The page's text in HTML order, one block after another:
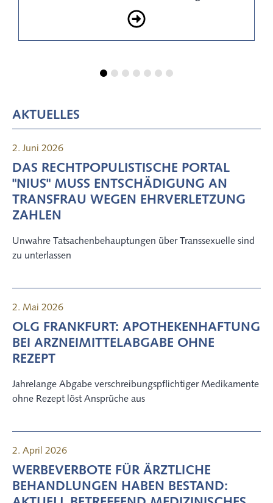
AKTUELLES
2. Juni 2026
DAS RECHTPOPULISTISCHE PORTAL
"NIUS" MUSS ENTSCHÄDIGUNG AN
TRANSFRAU WEGEN EHRVERLETZUNG
ZAHLEN
Unwahre Tatsachenbehauptungen über Transsexuelle sind
zu unterlassen
2. Mai 2026
OLG FRANKFURT: APOTHEKENHAFTUNG
BEI ARZNEIMITTELABGABE OHNE
REZEPT
Jahrelange Abgabe verschreibungspflichtiger Medikamente
ohne Rezept löst Ansprüche aus
2. April 2026
WERBEVERBOTE FÜR ÄRZTLICHE
BEHANDLUNGEN HABEN BESTAND: